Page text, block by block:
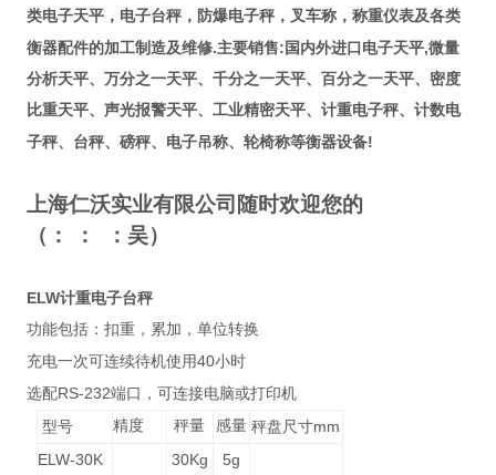
类电子天平，电子台秤，防爆电子秤，叉车称，称重仪表及各类
衡器配件的加工制造及维修.主要销售: 国内外进口电子天平,微量
分析天平、万分之一天平、千分之一天平、百分之一天平、密度
比重天平、声光报警天平、工业精密天平、计重电子秤、计数电
子秤、台秤、磅秤、电子吊称、轮椅称等衡器设备!
上海仁沃实业有限公司随时欢迎您的
（： ：
：吴）
ELW计重电子台秤
功能包括：扣重，累加，单位转换
充电一次可连续待机使用40小时
选配RS-232端口，可连接电脑或打印机
型号
精度 秤量 感量 秤盘尺寸mm
ELW-30K
30Kg 5g